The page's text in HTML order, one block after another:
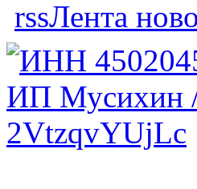
Лента